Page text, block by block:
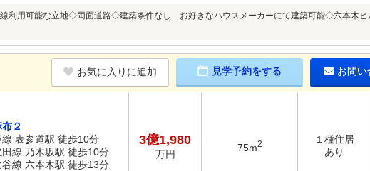
利用可能な立地◇両面道路◇建築条件なし お好きなハウスメーカーにて建築可能◇六本木ヒ
お気に入りに追加 見学予約をする お問い
２
表参道駅 徒歩10分
線 乃木坂駅 徒歩10分
線 六本木駅 徒歩13分
3億1,980
万円
75m2
１種住居
あり